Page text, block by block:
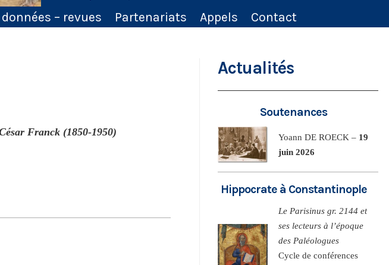
– revues Partenariats Appels Contact
Franck (1850-1950)
Actualités
Soutenances
Yoann DE ROECK – 19
juin 2026
Hippocrate à Constantinople
Le Parisinus gr. 2144 et
ses lecteurs à l’époque
des Paléologues
Cycle de conférences